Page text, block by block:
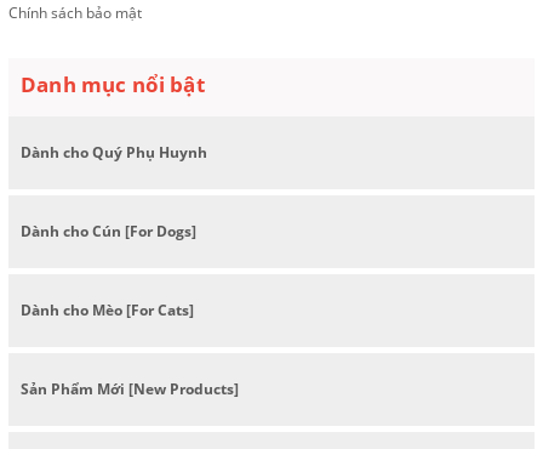
Chính sách bảo mật
Danh mục nổi bật
Dành cho Quý Phụ Huynh
Dành cho Cún [For Dogs]
Dành cho Mèo [For Cats]
Sản Phẩm Mới [New Products]